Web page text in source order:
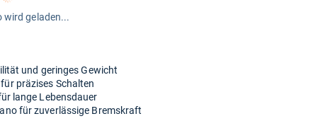
wird geladen...
und geringes Gewicht
präzises Schalten
lange Lebensdauer
für zuverlässige Bremskraft